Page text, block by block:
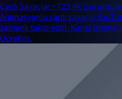
Canlı Sayaçlar • 123.4K
Animasyonlu canlı sayaçla
zamanlı takip edin. Kanal
Ücretsiz.